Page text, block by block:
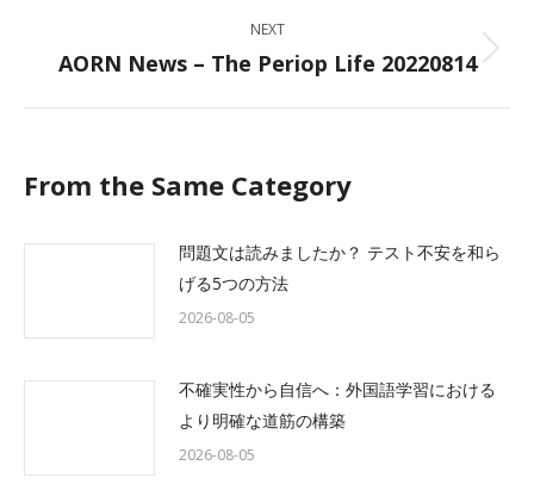
NEXT
Next
AORN News – The Periop Life 20220814
From the Same Category
問題文は読みましたか？ テスト不安を和ら
げる5つの方法
2026-08-05
不確実性から自信へ：外国語学習における
より明確な道筋の構築
2026-08-05